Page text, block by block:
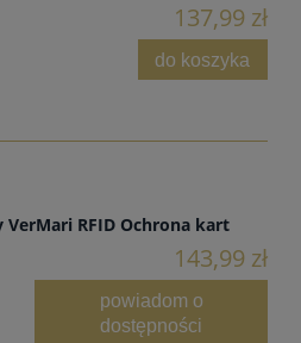
137,99 zł
do koszyka
RFID Ochrona kart
143,99 zł
powiadom o
dostępności